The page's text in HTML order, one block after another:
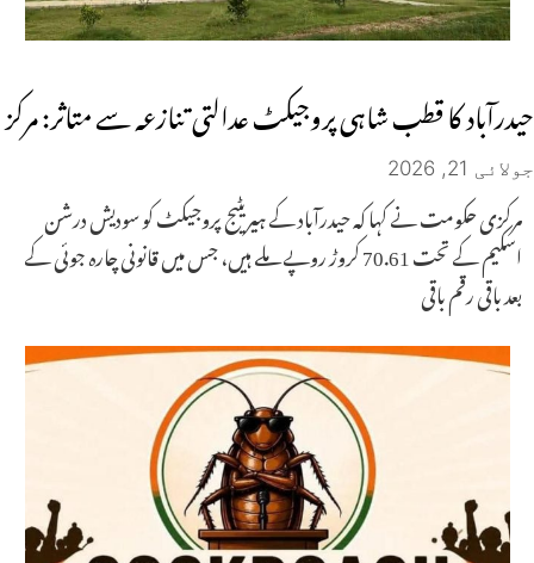
حیدرآباد کا قطب شاہی پروجیکٹ عدالتی تنازعہ سے متاثر: مرکز
جولائی 21, 2026
مرکزی حکومت نے کہا کہ حیدرآباد کے ہیریٹیج پروجیکٹ کو سودیش درشن
اسکیم کے تحت 70.61 کروڑ روپے ملے ہیں، جس میں قانونی چارہ جوئی کے
بعد باقی رقم باقی